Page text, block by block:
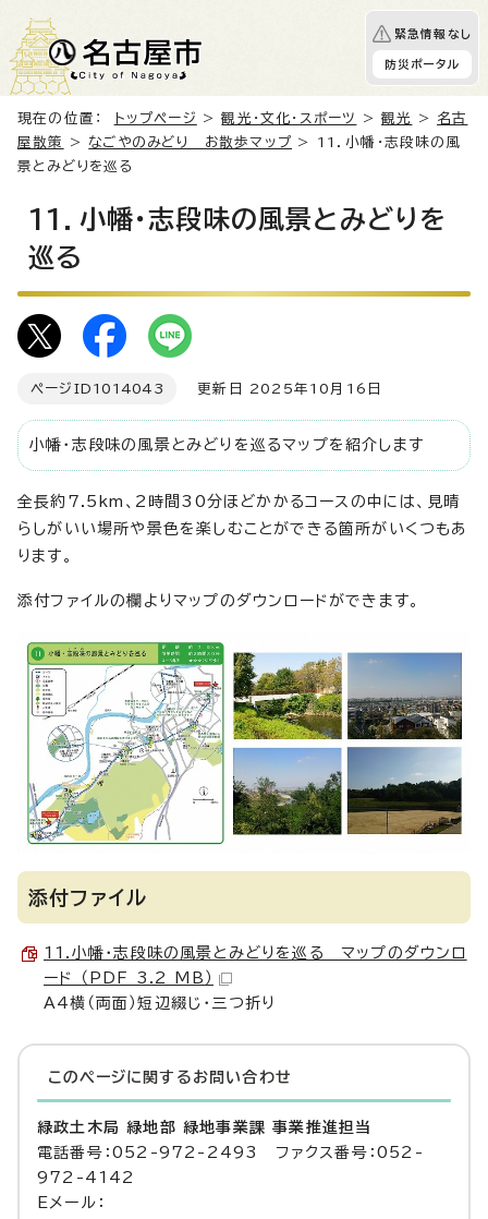
緊急情報なし
防災ポータル
現在の位置： トップページ >観光・文化・スポーツ >観光 > 名古
屋散策
>なごやのみどり お散歩マップ > 11．小幡・志段味の風
景とみどりを巡る
11．小幡・志段味の風景とみどりを
巡る
ページID 1014043 更新日 2025年10月16日
小幡・志段味の風景とみどりを巡るマップを紹介します
全長約7.5km、2時間30分ほどかかるコースの中には、見晴
らしがいい場所や景色を楽しむことができる箇所がいくつもあ
ります。
添付ファイルの欄よりマップのダウンロードができます。
添付ファイル
11.小幡・志段味の風景とみどりを巡る マップのダウンロ
ード （PDF 3.2 MB）
A4横（両面）短辺綴じ・三つ折り
このページに関する お問い合わせ
緑政土木局 緑地部 緑地事業課 事業推進担当
電話番号：052-972-2493 ファクス番号：052-
972-4142
Eメール：